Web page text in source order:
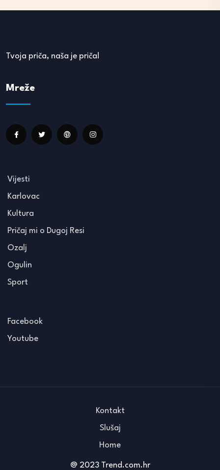
Tvoja priča, naša je priča!
Mreže
Vijesti
Karlovac
Kultura
Pričaj mi o Dugoj Resi
Ozalj
Ogulin
Sport
Facebook
Youtube
@ 2023 Trend.com.hr
Kontakt
Slušaj
Home